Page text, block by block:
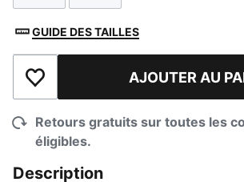
GUIDE DES TAILLES
Ajouter à la liste de souhaits
AJOUTER AU
Retours gratuits sur toutes les
éligibles.
Description